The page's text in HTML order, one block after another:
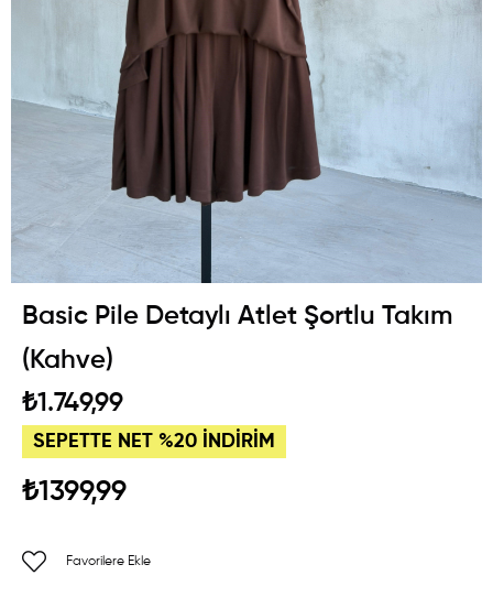
Basic Pile Detaylı Atlet Şortlu Takım
(Kahve)
₺1.749,99
SEPETTE NET %20 İNDİRİM
₺1399,99
Favorilere Ekle